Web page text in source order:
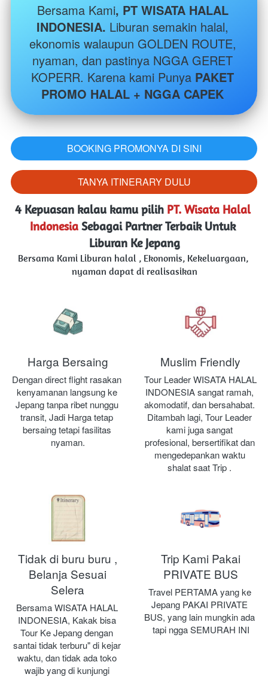
Bersama Kami, PT WISATA HALAL
INDONESIA. Liburan semakin halal,
ekonomis walaupun GOLDEN ROUTE,
nyaman, dan pastinya NGGA GERET
KOPERR. Karena kami Punya PAKET
PROMO HALAL + NGGA CAPEK
`BOOKING PROMONYA DI SINI
`
TANYA ITINERARY DULU
4 Kepuasan kalau kamu pilih PT. Wisata Halal
Indonesia Sebagai Partner Terbaik Untuk
Liburan Ke Jepang
Bersama Kami Liburan halal , Ekonomis, Kekeluargaan,
nyaman dapat di realisasikan
Harga Bersaing
Dengan direct flight rasakan
kenyamanan langsung ke
Jepang tanpa ribet nunggu
transit, Jadi Harga tetap
bersaing tetapi fasilitas
nyaman.
Muslim Friendly
Tour Leader WISATA HALAL
INDONESIA sangat ramah,
akomodatif, dan bersahabat.
Ditambah lagi, Tour Leader
kami juga sangat
profesional, bersertifikat dan
mengedepankan waktu
shalat saat Trip .
Tidak di buru buru ,
Belanja Sesuai
Selera
Bersama WISATA HALAL
INDONESIA, Kakak bisa
Tour Ke Jepang dengan
santai tidak terburu" di kejar
waktu, dan tidak ada toko
wajib yang di kunjungi
Trip Kami Pakai
PRIVATE BUS
Travel PERTAMA yang ke
Jepang PAKAI PRIVATE
BUS, yang lain mungkin ada
tapi ngga SEMURAH INI